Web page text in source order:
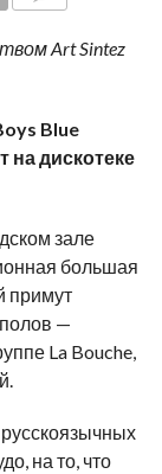
Art Sintez
Blue
на дискотеке
зале
большая
примут
—
La Bouche,
на то, что